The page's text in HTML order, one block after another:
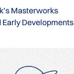
Masterworks
Early Developments